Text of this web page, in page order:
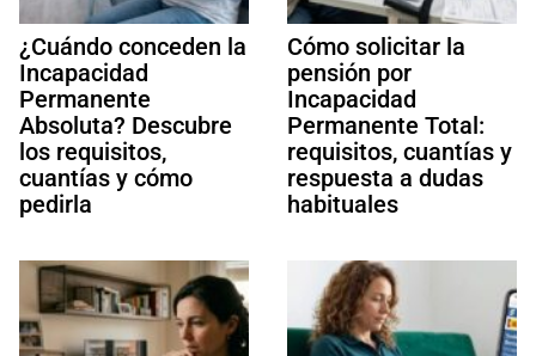
¿Cuándo conceden la
Incapacidad
Permanente
Absoluta? Descubre
los requisitos,
cuantías y cómo
pedirla
Cómo solicitar la
pensión por
Incapacidad
Permanente Total:
requisitos, cuantías y
respuesta a dudas
habituales